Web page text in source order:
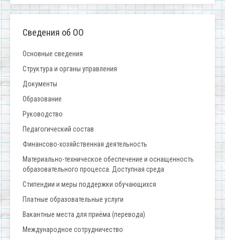
Сведения об ОО
Основные сведения
Структура и органы управления
Документы
Образование
Руководство
Педагогический состав
Финансово-хозяйственная деятельность
Материально-техническое обеспечение и оснащенность
образовательного процесса. Доступная среда
Стипендии и меры поддержки обучающихся
Платные образовательные услуги
Вакантные места для приёма (перевода)
Международное сотрудничество